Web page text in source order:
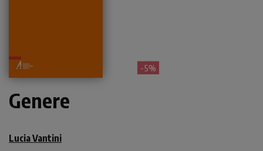
- 5%
Genere
Lucia Vantini